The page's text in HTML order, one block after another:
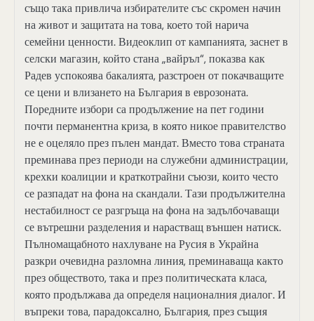
също така привлича избирателите със скромен начин
на живот и защитата на това, което той нарича
семейни ценности. Видеоклип от кампанията, заснет в
селски магазин, който стана „вайръл“, показва как
Радев успокоява бакалията, разстроен от покачващите
се цени и влизането на България в еврозоната.
Поредните избори са продължение на пет години
почти перманентна криза, в която никое правителство
не е оцеляло през пълен мандат. Вместо това страната
преминава през периоди на служебни администрации,
крехки коалиции и краткотрайни съюзи, които често
се разпадат на фона на скандали. Тази продължителна
нестабилност се разгръща на фона на задълбочаващи
се вътрешни разделения и нарастващ външен натиск.
Пълномащабното нахлуване на Русия в Украйна
разкри очевидна разломна линия, преминаваща както
през обществото, така и през политическата класа,
която продължава да определя националния диалог. И
въпреки това, парадоксално, България, през същия